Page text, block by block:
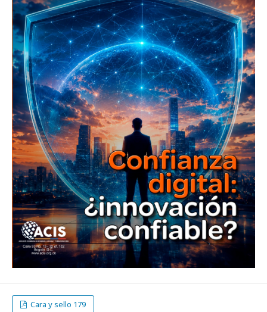
Cara y sello 179